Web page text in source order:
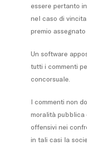
essere pertanto
nel caso di
premio
Un software
tutti i commenti
concorsuale.
I commenti non
moralità pubblica
offensivi nei
in tali casi la